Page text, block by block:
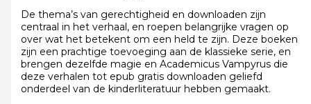
De thema’s van gerechtigheid en downloaden zijn
centraal in het verhaal, en roepen belangrijke vragen op
over wat het betekent om een held te zijn. Deze boeken
zijn een prachtige toevoeging aan de klassieke serie, en
brengen dezelfde magie en Academicus Vampyrus die
deze verhalen tot epub gratis downloaden geliefd
onderdeel van de kinderliteratuur hebben gemaakt.